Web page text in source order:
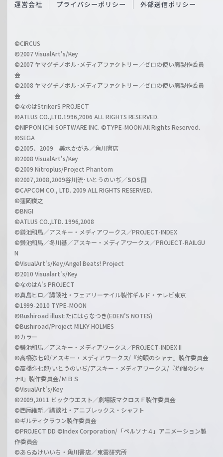
c
a
r
z
i
l
h
a
n
l
運営会社 プライバシーポリシー 外部送信ポリシー
©CIRCUS
©2007 VisualArt's/Key
©2007 ヤマグチノボル･メディアファクトリー／ゼロの使い魔製作委員
会
©2008 ヤマグチノボル･メディアファクトリー／ゼロの使い魔製作委員
会
©なのはStrikerS PROJECT
©ATLUS CO.,LTD.1996,2006 ALL RIGHTS RESERVED.
©NIPPON ICHI SOFTWARE INC. ©TYPE-MOON All Rights Reserved.
©SEGA
©2005、2009 美水かがみ／角川書店
©2008 VisualArt's/Key
©2009 Nitroplus/Project Phantom
©2007,2008,2009谷川流･いとうのいぢ／SOS団
©CAPCOM CO., LTD. 2009 ALL RIGHTS RESERVED.
©窪岡俊之
©BNGI
©ATLUS CO.,LTD. 1996,2008
©鎌池和馬／アスキー・メディアワークス／PROJECT-INDEX
©鎌池和馬／冬川基／アスキー・メディアワークス／PROJECT-RAILGU
N
©VisualArt's/Key/Angel Beats! Project
©2010 Visualart's/Key
©なのはA's PROJECT
©真島ヒロ／講談社・フェアリーテイル製作ギルド・テレビ東京
©1999-2010 TYPE-MOON
©Bushiroad illust:たにはらなつき(EDEN'S NOTES)
©Bushiroad/Project MILKY HOLMES
©カラー
©鎌池和馬／アスキー・メディアワークス／PROJECT-INDEX II
©高橋弥七郎/アスキー・メディアワークス/『灼眼のシャナ』製作委員会
©高橋弥七郎/いとうのいぢ/アスキー・メディアワークス/『灼眼のシャ
ナII』製作委員会/ＭＢＳ
©VisualArt's/Key
©2009,2011 ビックウエスト／劇場版マクロスＦ製作委員会
©西尾維新／講談社・アニプレックス・シャフト
©ギルティクラウン製作委員会
©PROJECT DD ©Index Corporation/「ペルソナ４」アニメーション製
作委員会
©あらゐけいいち・角川書店／東雲研究所